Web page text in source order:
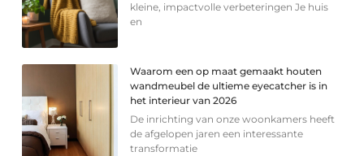
kleine, impactvolle verbeteringen Je huis
en
Waarom een op maat gemaakt houten
wandmeubel de ultieme eyecatcher is in
het interieur van 2026
De inrichting van onze woonkamers heeft
de afgelopen jaren een interessante
transformatie